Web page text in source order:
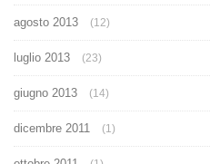
agosto 2013 (12)
luglio 2013 (23)
giugno 2013 (14)
dicembre 2011 (1)